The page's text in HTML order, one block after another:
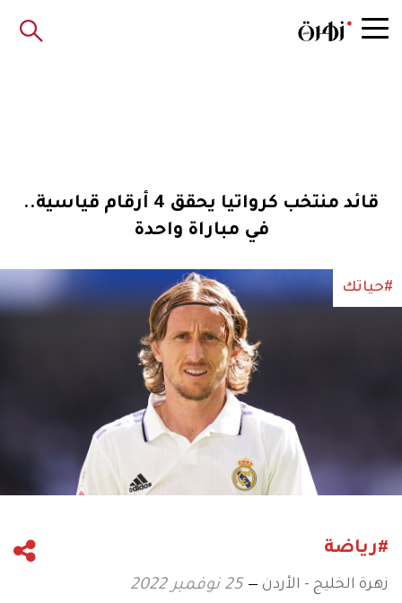
قائد منتخب كرواتيا يحقق 4 أرقام قياسية..
في مباراة واحدة
#حياتك
#رياضة
زهرة الخليج - الأردن 25 نوفمبر 2022